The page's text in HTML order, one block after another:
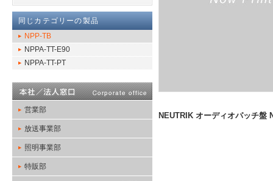
NEUTRIK オーディオパッチ盤
同じカテゴリーの製品
NPP-TB
NPPA-TT-E90
NPPA-TT-PT
営業部
放送事業部
照明事業部
特販部